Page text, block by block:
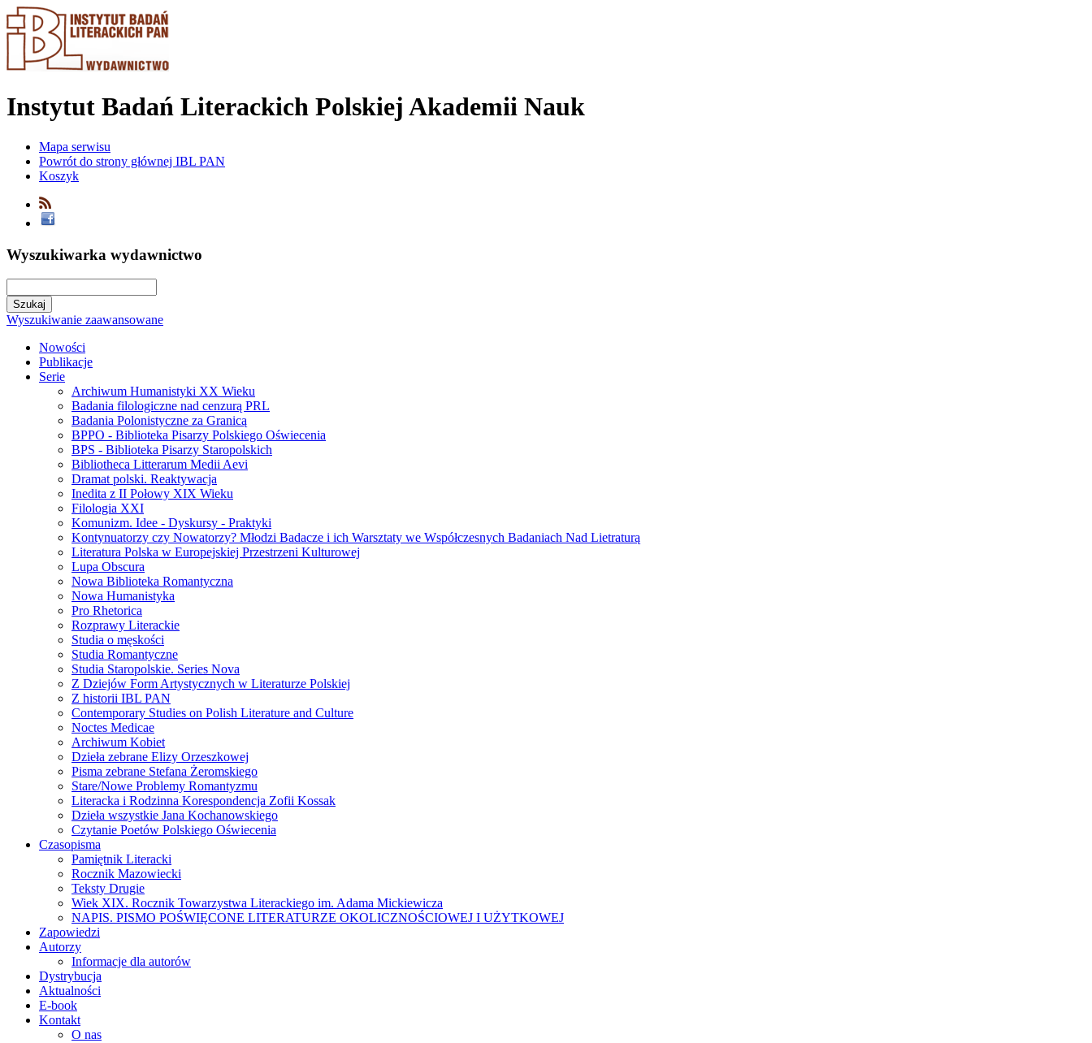
Instytut Badań Literackich Polskiej Akademii Nauk
Mapa serwisu
Powrót do strony głównej IBL PAN
Koszyk
Wyszukiwarka wydawnictwo
Wyszukiwanie zaawansowane
Nowości
Publikacje
Serie
Archiwum Humanistyki XX Wieku
Badania filologiczne nad cenzurą PRL
Badania Polonistyczne za Granicą
BPPO - Biblioteka Pisarzy Polskiego Oświecenia
BPS - Biblioteka Pisarzy Staropolskich
Bibliotheca Litterarum Medii Aevi
Dramat polski. Reaktywacja
Inedita z II Połowy XIX Wieku
Filologia XXI
Komunizm. Idee - Dyskursy - Praktyki
Kontynuatorzy czy Nowatorzy? Młodzi Badacze i ich Warsztaty we Współczesnych Badaniach Nad Lietraturą
Literatura Polska w Europejskiej Przestrzeni Kulturowej
Lupa Obscura
Nowa Biblioteka Romantyczna
Nowa Humanistyka
Pro Rhetorica
Rozprawy Literackie
Studia o męskości
Studia Romantyczne
Studia Staropolskie. Series Nova
Z Dziejów Form Artystycznych w Literaturze Polskiej
Z historii IBL PAN
Contemporary Studies on Polish Literature and Culture
Noctes Medicae
Archiwum Kobiet
Dzieła zebrane Elizy Orzeszkowej
Pisma zebrane Stefana Żeromskiego
Stare/Nowe Problemy Romantyzmu
Literacka i Rodzinna Korespondencja Zofii Kossak
Dzieła wszystkie Jana Kochanowskiego
Czytanie Poetów Polskiego Oświecenia
Czasopisma
Pamiętnik Literacki
Rocznik Mazowiecki
Teksty Drugie
Wiek XIX. Rocznik Towarzystwa Literackiego im. Adama Mickiewicza
NAPIS. PISMO POŚWIĘCONE LITERATURZE OKOLICZNOŚCIOWEJ I UŻYTKOWEJ
Zapowiedzi
Autorzy
Informacje dla autorów
Dystrybucja
Aktualności
E-book
Kontakt
O nas